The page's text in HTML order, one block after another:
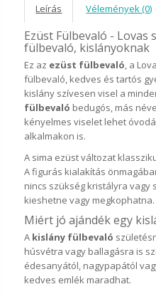
Leírás Vélemények (0)
Ezüst Fülbevaló -
fülbevaló, kislányoknak
Ez az ezüst fülbevaló, a
fülbevaló, kedves és tartós
kislány szívesen visel a
fülbevaló bedugós, más
kényelmes viselet lehet
alkalmakon is.
A sima ezüst változat
A figurás kialakítás
nincs szükség kristályra vagy
kieshetne vagy megkophatna.
Miért jó ajándék egy
A kislány fülbevaló
húsvétra vagy ballagásra is
édesanyától, nagypapától
kedves emlék maradhat.